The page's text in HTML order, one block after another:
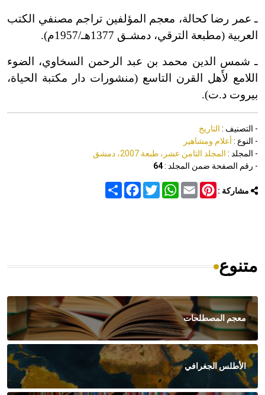
ـ عمر رضا كحالة، معجم المؤلفين تراجم مصنفي الكتب
العربية (مطبعة الترقي، دمشـق 1377هـ/1957م).
ـ شمس الدين محمد بن عبد الرحمن السخاوي، الضوء
اللامع لأَهل القرن التاسع (منشورات دار مكتبة الحياة،
بيروت د.ت).
- التصنيف : التاريخ
- النوع : أعلام ومشاهير
- المجلد : المجلد الثامن عشر، طبعة 2007، دمشق
- رقم الصفحة ضمن المجلد :64
مشاركة : Share
FacebookTwitter
WhatsAppEmail
Pinterest
متنوع
معجم المصطلحات
الأطلس الجغرافي